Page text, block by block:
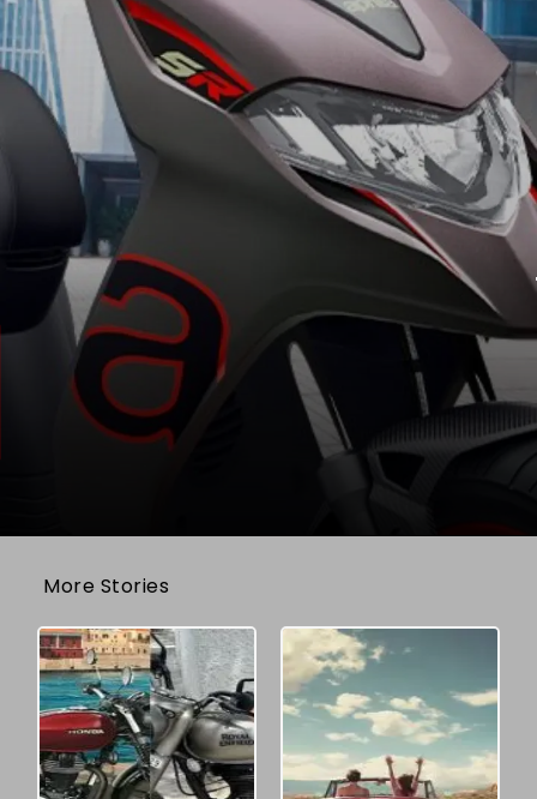
More Stories